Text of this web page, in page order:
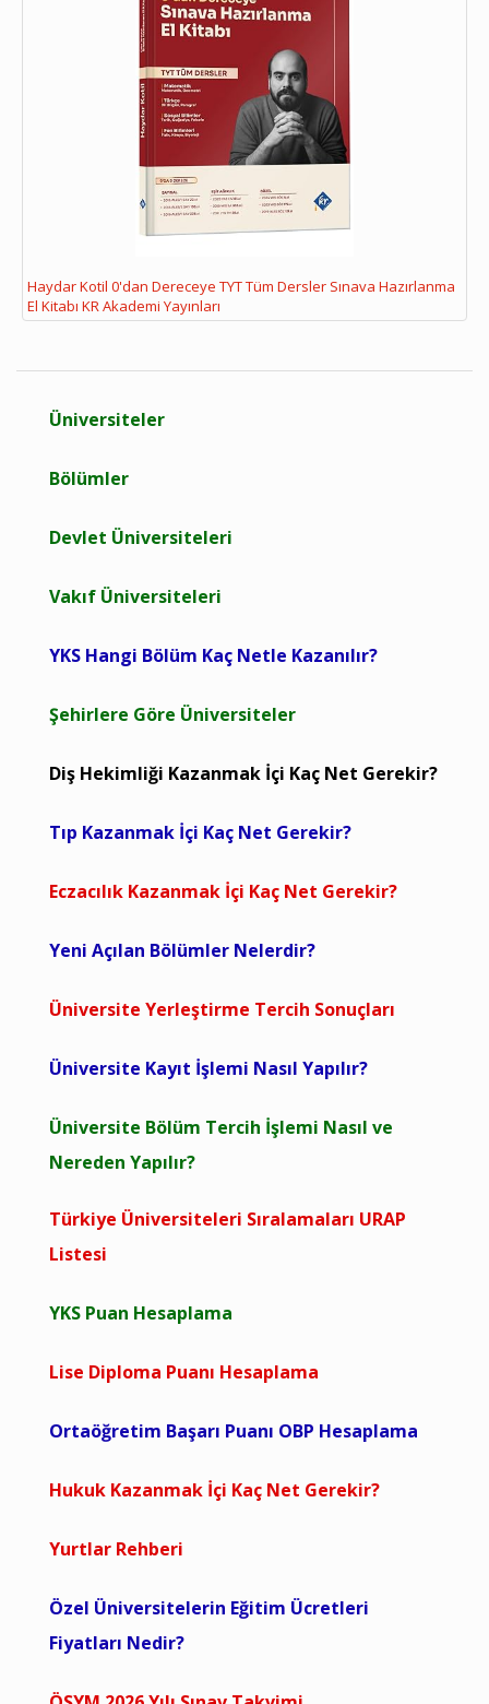
Haydar Kotil 0'dan Dereceye TYT Tüm Dersler Sınava Hazırlanma
El Kitabı KR Akademi Yayınları
Üniversiteler
Bölümler
Devlet Üniversiteleri
Vakıf Üniversiteleri
YKS Hangi Bölüm Kaç Netle Kazanılır?
Şehirlere Göre Üniversiteler
Diş Hekimliği Kazanmak İçi Kaç Net Gerekir?
Tıp Kazanmak İçi Kaç Net Gerekir?
Eczacılık Kazanmak İçi Kaç Net Gerekir?
Yeni Açılan Bölümler Nelerdir?
Üniversite Yerleştirme Tercih Sonuçları
Üniversite Kayıt İşlemi Nasıl Yapılır?
Üniversite Bölüm Tercih İşlemi Nasıl ve
Nereden Yapılır?
Türkiye Üniversiteleri Sıralamaları URAP
Listesi
YKS Puan Hesaplama
Lise Diploma Puanı Hesaplama
Ortaöğretim Başarı Puanı OBP Hesaplama
Hukuk Kazanmak İçi Kaç Net Gerekir?
Yurtlar Rehberi
Özel Üniversitelerin Eğitim Ücretleri
Fiyatları Nedir?